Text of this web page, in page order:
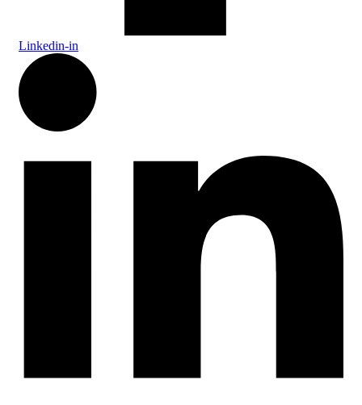
Linkedin-in